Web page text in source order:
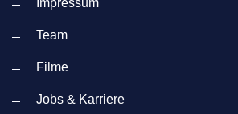
Team
Filme
Jobs & Karriere